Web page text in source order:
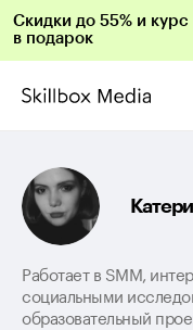
Скидки до 55% и
в подарок
Работает в SMM,
социальными
образовательный